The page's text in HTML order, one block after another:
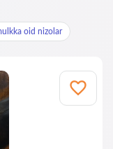
oid nizolar